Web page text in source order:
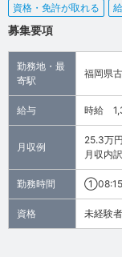
資格・免許が取れる
募集要項
勤務地・最
寄駅
福岡県
給与 時給
月収例
25.3万円
月収内
勤務時間 ①08:15
資格 未経験